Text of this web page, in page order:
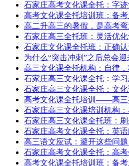
石家庄高考文化课全托：字迹
高考文化课全托培训班：备
高二升高三的暑假，是高考弯
石家庄高三全托班：灵活优化
石家庄文化课全托班：正确
为什么“突击冲刺”之后总会迎
高三文化课全托机构：自律，
石家庄高三文化课全托：学
石家庄高三文化课全托：文化
高考文化课全托培训——高三
石家庄高三文化课培训机构：
石家庄高三文化课全托班：刷
石家庄高考文化课全托：英语
高三语文应试：避开这些问题
石家庄高考文化课全托：高考
高考文化课全托培训班：备